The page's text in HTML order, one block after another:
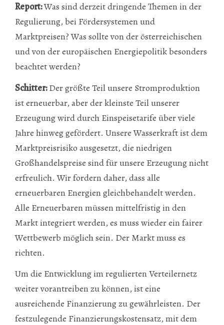
Report:Was sind derzeit dringende Themen in der
Regulierung, bei Fördersys­temen und
Marktpreisen? Was sollte von der österreichischen
und von der europäischen Energiepolitik besonders
beachtet werden?
Schitter:Der größte Teil unsere Stromproduktion
ist erneuerbar, aber der kleinste Teil unserer
Erzeugung wird durch Einspeisetarife über viele
Jahre hinweg gefördert. Unsere Wasserkraft ist dem
Marktpreisrisiko ausgesetzt, die niedrigen
Großhandelspreise sind für unsere Erzeugung nicht
erfreulich. Wir fordern daher, dass alle
erneuerbaren Energien gleichbehandelt werden.
Alle Erneuerbaren müssen mittelfristig in den
Markt integriert werden, es muss wieder ein fairer
Wettbewerb möglich sein. Der Markt muss es
richten.
Um die Entwicklung im regulierten Verteilernetz
weiter vorantreiben zu können, ist eine
ausreichende Finanzierung zu gewährleisten. Der
festzulegende Finanzierungskostensatz, mit dem